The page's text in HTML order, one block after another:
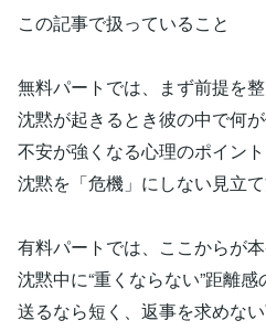
この記事で扱っていること
無料パートでは、まず前提を整
沈黙が起きるとき彼の中で何が
不安が強くなる心理のポイント
沈黙を「危機」にしない見立て
有料パートでは、ここからが本
沈黙中に“重くならない”距離感
送るなら短く、返事を求めない